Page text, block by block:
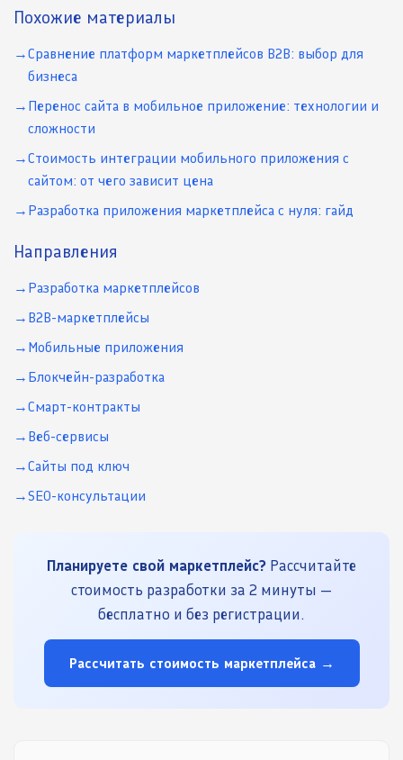
Похожие материалы
Сравнение платформ маркетплейсов B2B: выбор для
бизнеса
Перенос сайта в мобильное приложение: технологии и
сложности
Стоимость интеграции мобильного приложения с
сайтом: от чего зависит цена
Разработка приложения маркетплейса с нуля: гайд
Направления
Разработка маркетплейсов
B2B-маркетплейсы
Мобильные приложения
Блокчейн-разработка
Смарт-контракты
Веб-сервисы
Сайты под ключ
SEO-консультации
Планируете свой маркетплейс? Рассчитайте
стоимость разработки за 2 минуты —
бесплатно и без регистрации.
Рассчитать стоимость маркетплейса →